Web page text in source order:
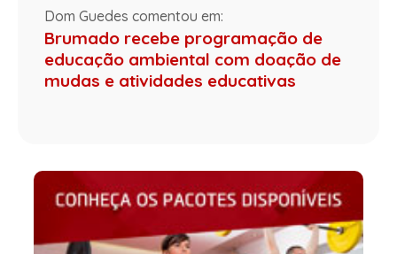
Dom Guedes comentou em:
Brumado recebe programação de
educação ambiental com doação de
mudas e atividades educativas